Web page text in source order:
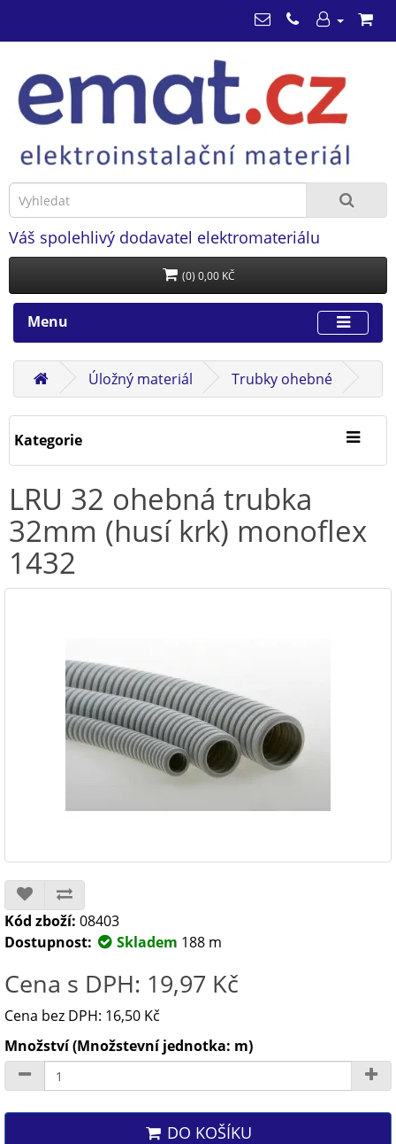
Váš spolehlivý dodavatel elektromateriálu
(0) 0,00 KČ
Menu
Úložný materiál Trubky ohebné
Kategorie
LRU 32 ohebná trubka
32mm (husí krk) monoflex
1432
Kód zboží: 08403
Dostupnost:
Skladem 188 m
Cena s DPH: 19,97 Kč
Cena bez DPH: 16,50 Kč
Množství (Množstevní jednotka: m)
DO KOŠÍKU